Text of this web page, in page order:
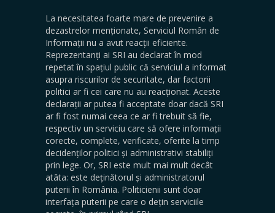
La necesitatea foarte mare de prevenire a
dezastrelor menționate, Serviciul Român de
Informații nu a avut reacții eficiente.
Reprezentanți ai SRI au declarat în mod
repetat în spațiul public că serviciul a informat
asupra riscurilor de securitate, dar factorii
politici ar fi cei care nu au reacționat. Aceste
declarații ar putea fi acceptate doar dacă SRI
ar fi fost numai ceea ce ar fi trebuit să fie,
respectiv un serviciu care să ofere informații
corecte, complete, verificate, oferite la timp
decidenților politici și administrativi stabiliți
prin lege. Or, SRI este mult mai mult decât
atâta: este deținătorul și administratorul
puterii în România. Politicienii sunt doar
interfața puterii pe care o dețin serviciile